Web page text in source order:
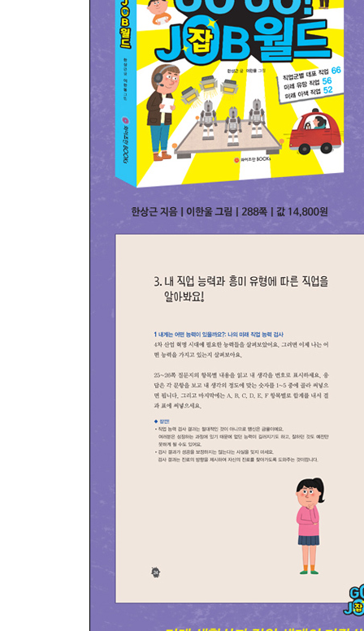
★ 미래학자가 예측하는 미래의 이색 직업⑦
8장 공감과 소통으로 무엇이든 해결하는 커뮤니
커뮤니 월드②에 대해 알아봐요!
커뮤니 월드②의 현재 직업을 알아봐요!
찾았다! 커뮤니 월드②의 미래 유망 직업
산업 보안 전문가 / 상담 전문가 / 무인 경비원 / 프
Interview 커뮤니 월드② 유망 직업인 과학 수사관
★ 미래학자가 예측하는 미래의 이색 직업⑧